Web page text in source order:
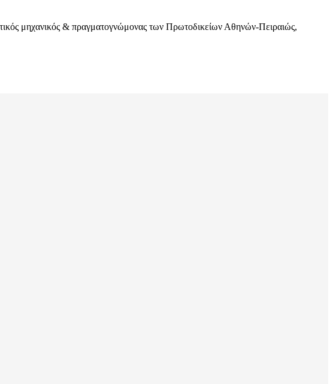
μηχανικός & πραγματογνώμονας των Πρωτοδικείων Αθηνών-Πειραιώς,